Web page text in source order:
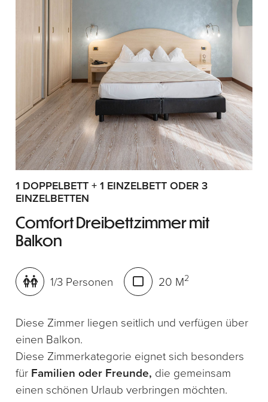
1 DOPPELBETT + 1 EINZELBETT ODER 3
EINZELBETTEN
Comfort Dreibettzimmer mit
Balkon
1/3 Personen 20 M2
Diese Zimmer liegen seitlich und verfügen über
einen Balkon.
Diese Zimmerkategorie eignet sich besonders
für Familien oder Freunde, die gemeinsam
einen schönen Urlaub verbringen möchten.